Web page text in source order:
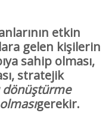
etkin
gelen kişilerin
sahip olması,
stratejik
dönüştürme
gerekir.